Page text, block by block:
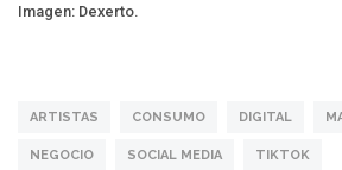
Imagen: Dexerto.
ARTISTAS CONSUMO DIGITAL
NEGOCIO SOCIAL MEDIA TIKTOK